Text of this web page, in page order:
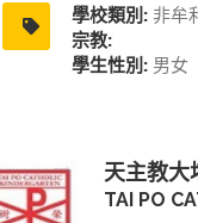
學校類別: 非牟
宗教:
學生性別: 男女
天主教大
TAI PO